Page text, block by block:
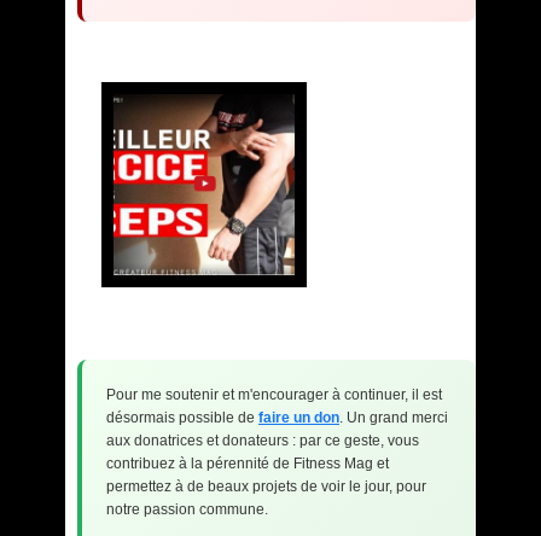
Pour me soutenir et m'encourager à continuer, il est
désormais possible de faire un don. Un grand merci
aux donatrices et donateurs : par ce geste, vous
contribuez à la pérennité de Fitness Mag et
permettez à de beaux projets de voir le jour, pour
notre passion commune.